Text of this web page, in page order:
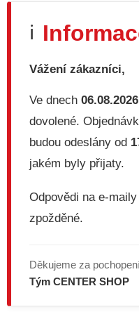
ℹ️
Vážení zákazníci,
Ve dnech
dovolené.
budou odeslány od
jakém byly přijaty.
Odpovědi na e-
zpožděné.
Děkujeme za
Tým CENTER SHOP